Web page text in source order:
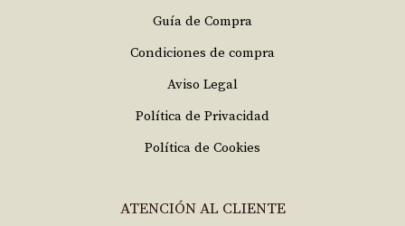
Guía de Compra
Condiciones de compra
Aviso Legal
Política de Privacidad
Política de Cookies
ATENCIÓN AL CLIENTE